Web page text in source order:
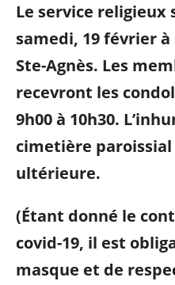
Le service religieux
samedi, 19 février à
Ste-Agnès. Les
recevront les
9h00 à 10h30.
cimetière
ultérieure.
(Étant donné le
covid-19, il est
masque et de